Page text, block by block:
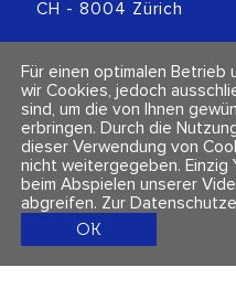
CH - 8004 Zürich
+41 (0)44 218 80 80
info@polarity.ch
Kontakt & Info
Newsletter
Impressum &
AGBs
Für einen optimalen
wir Cookies, jedoch
sind, um die von Ihnen
erbringen. Durch die
dieser Verwendung von
nicht weitergegeben. Einzig
beim Abspielen unserer
abgreifen. Zur
OK